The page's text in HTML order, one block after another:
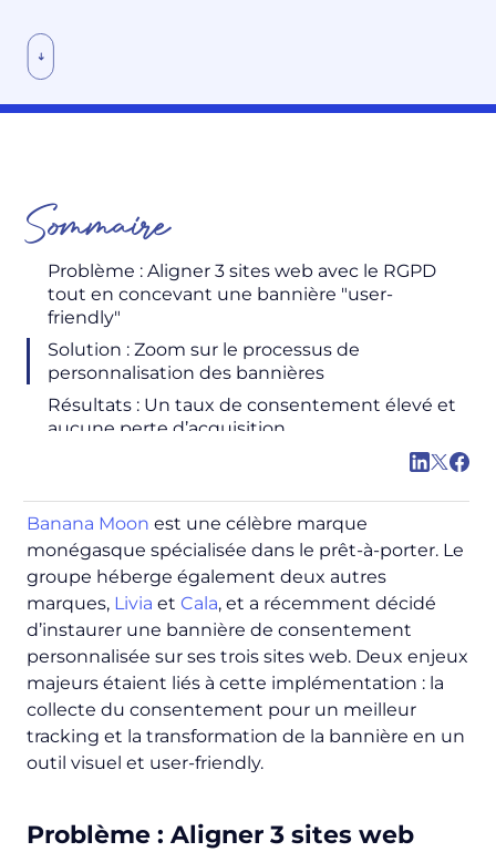
Sommaire
Problème : Aligner 3 sites web avec le RGPD
tout en concevant une bannière "user-
friendly"
Solution : Zoom sur le processus de
personnalisation des bannières
Résultats : Un taux de consentement élevé et
aucune perte d’acquisition
Banana Moon est une célèbre marque
monégasque spécialisée dans le prêt-à-porter. Le
groupe héberge également deux autres
marques, Livia et Cala, et a récemment décidé
d’instaurer une bannière de consentement
personnalisée sur ses trois sites web. Deux enjeux
majeurs étaient liés à cette implémentation : la
collecte du consentement pour un meilleur
tracking et la transformation de la bannière en un
outil visuel et user-friendly.
Problème : Aligner 3 sites web